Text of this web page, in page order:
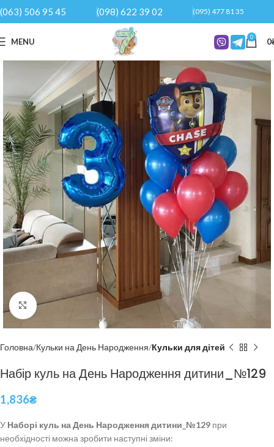
(063) 506 95 45 (098) 622 39 02 (095) 477 81 35
MENU 0 0
Click to enlarge
Головна Кульки на День Народження Кульки для дітей
Набір куль на День Народження дитини_№129
1,836₴
У Наборі куль на День Народження дитини_№129 при
необхідності можна зробити наступні зміни: